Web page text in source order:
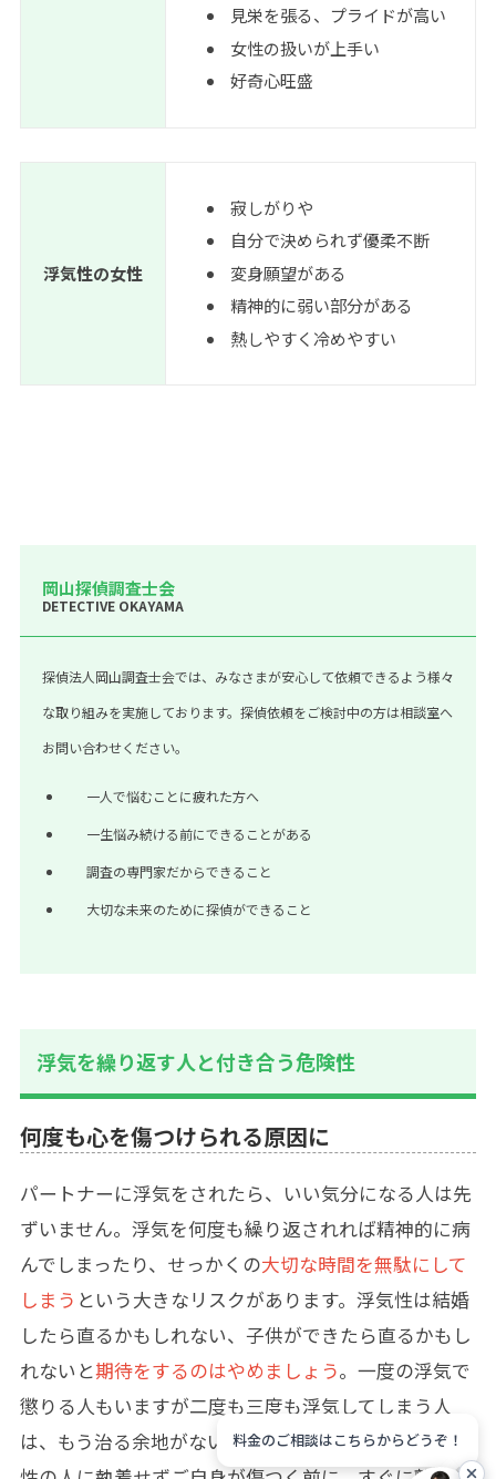
見栄を張る、プライドが高い
女性の扱いが上手い
好奇心旺盛
浮気性の女性
寂しがりや
自分で決められず優柔不断
変身願望がある
精神的に弱い部分がある
熱しやすく冷めやすい
岡山探偵調査士会
DETECTIVE OKAYAMA
探偵法人岡山調査士会では、みなさまが安心して依頼できるよう様々
な取り組みを実施しております。探偵依頼をご検討中の方は相談室へ
お問い合わせください。
一人で悩むことに疲れた方へ
一生悩み続ける前にできることがある
調査の専門家だからできること
大切な未来のために探偵ができること
浮気を繰り返す人と付き合う危険性
何度も心を傷つけられる原因に
パートナーに浮気をされたら、いい気分になる人は先
ずいません。浮気を何度も繰り返されれば精神的に病
んでしまったり、せっかくの大切な時間を無駄にして
しまう という大きなリスクがあります。浮気性は結婚
したら直るかもしれない、子供ができたら直るかもし
れないと期待をするのはやめましょう。一度の浮気で
懲りる人もいますが二度も三度も浮気してしまう人
は、もう治る余地がないと考えた方がいいです。浮気
料金のご相談はこちらからどうぞ！